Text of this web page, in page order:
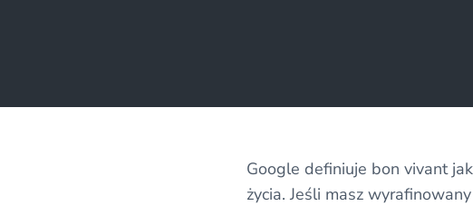
Google definiuje bon vivant
życia. Jeśli masz